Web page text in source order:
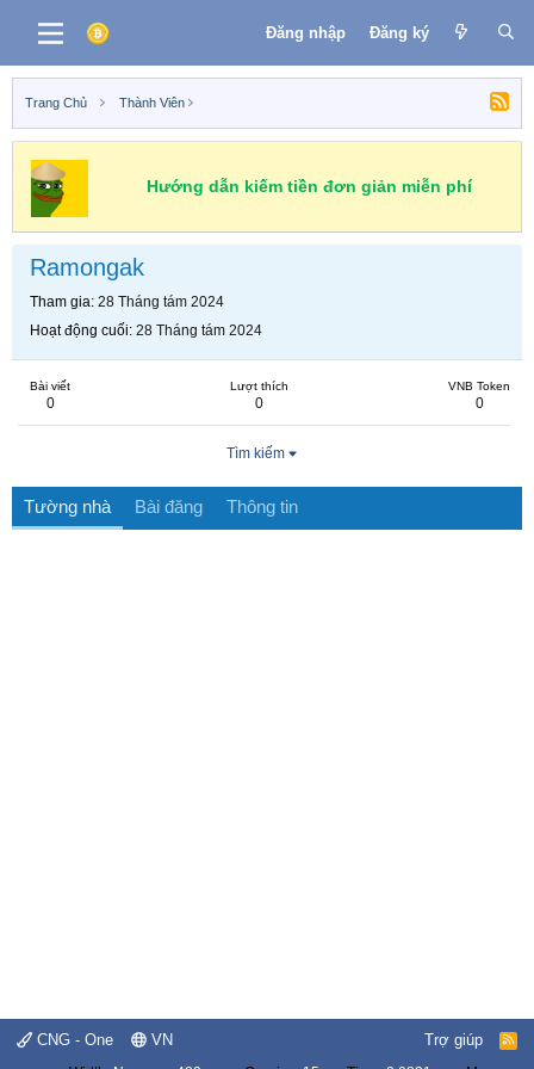
Đăng nhập Đăng ký
Trang Chủ Thành Viên
Hướng dẫn kiếm tiền đơn giản miễn phí
Ramongak
Tham gia 28 Tháng tám 2024
Hoạt động cuối 28 Tháng tám 2024
Bài viết
0
Lượt thích
0
VNB Token
0
Tìm kiếm
Tường nhà Bài đăng Thông tin
CNG - One VN Trợ giúp
R